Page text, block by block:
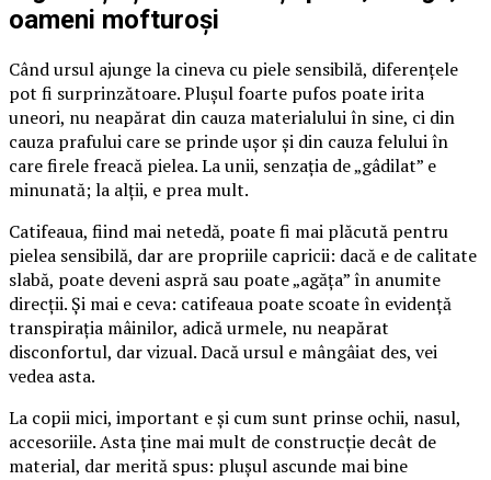
oameni mofturoși
Când ursul ajunge la cineva cu piele sensibilă, diferențele
pot fi surprinzătoare. Plușul foarte pufos poate irita
uneori, nu neapărat din cauza materialului în sine, ci din
cauza prafului care se prinde ușor și din cauza felului în
care firele freacă pielea. La unii, senzația de „gâdilat” e
minunată; la alții, e prea mult.
Catifeaua, fiind mai netedă, poate fi mai plăcută pentru
pielea sensibilă, dar are propriile capricii: dacă e de calitate
slabă, poate deveni aspră sau poate „agăța” în anumite
direcții. Și mai e ceva: catifeaua poate scoate în evidență
transpirația mâinilor, adică urmele, nu neapărat
disconfortul, dar vizual. Dacă ursul e mângâiat des, vei
vedea asta.
La copii mici, important e și cum sunt prinse ochii, nasul,
accesoriile. Asta ține mai mult de construcție decât de
material, dar merită spus: plușul ascunde mai bine